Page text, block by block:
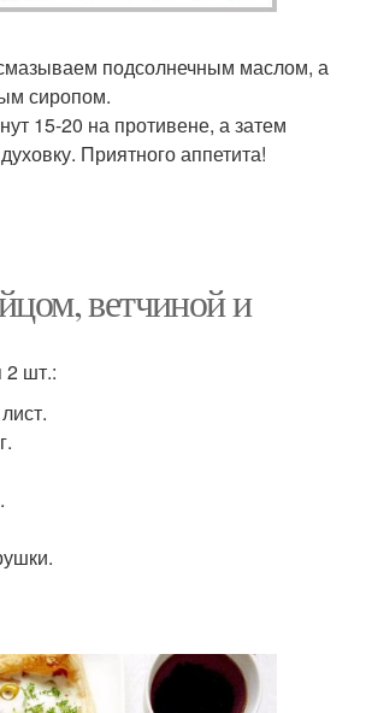
подсолнечным маслом, а
сиропом.
15-20 на противене, а затем
Приятного аппетита!
ветчиной и
2 шт.: